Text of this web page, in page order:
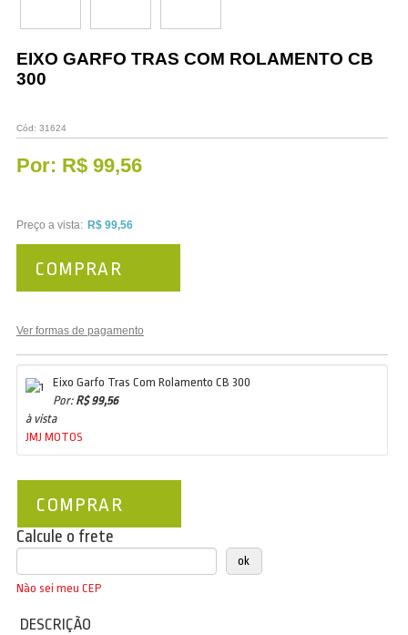
EIXO GARFO TRAS COM ROLAMENTO CB
300
Cód: 31624
Por: R$ 99,56
Preço a vista: R$ 99,56
Ver formas de pagamento
Eixo Garfo Tras Com Rolamento CB 300
Por: R$ 99,56
à vista
COMPRAR
JMJ MOTOS
COMPRAR
Calcule o frete
Não sei meu CEP
DESCRIÇÃO